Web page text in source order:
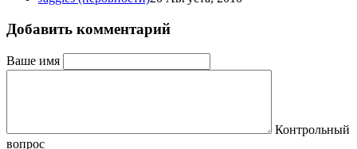
Добавить комментарий
Ваше имя
Контрольный
вопрос